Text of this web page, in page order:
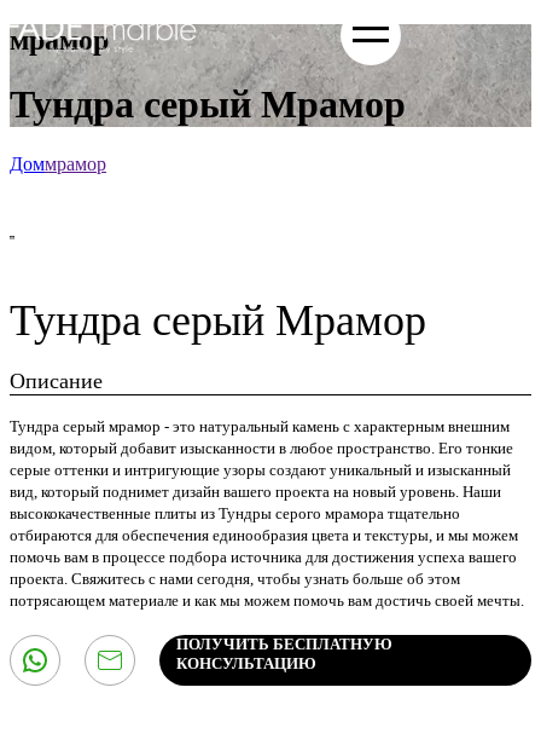
мрамор
Тундра серый Мрамор
Доммрамор
Тундра серый Мрамор
Описание
Тундра серый мрамор - это натуральный камень с характерным внешним
видом, который добавит изысканности в любое пространство. Его тонкие
серые оттенки и интригующие узоры создают уникальный и изысканный
вид, который поднимет дизайн вашего проекта на новый уровень. Наши
высококачественные плиты из Тундры серого мрамора тщательно
отбираются для обеспечения единообразия цвета и текстуры, и мы можем
помочь вам в процессе подбора источника для достижения успеха вашего
проекта. Свяжитесь с нами сегодня, чтобы узнать больше об этом
потрясающем материале и как мы можем помочь вам достичь своей мечты.
ПОЛУЧИТЬ БЕСПЛАТНУЮ
КОНСУЛЬТАЦИЮ